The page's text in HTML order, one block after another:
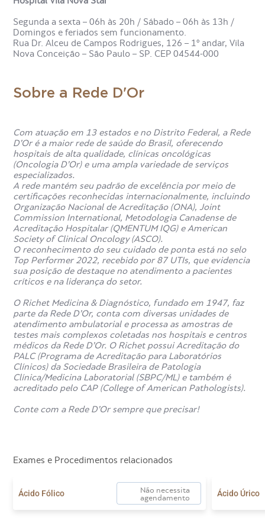
urina é indicado?
A dosagem de ureia na urina em amostra isolada é
indicada nas seguintes situações:
apetite ou inchaço nos pés ou tornozelos;
Avaliar a função dos rins em check-ups de rotina;
Acompanhar doenças crônicas, como insuficiência renal
crônica, diabetes ou pressão alta;
Monitorar pessoas em nutrição enteral ou parenteral;
Avaliar o estado nutricional de pessoas hospitalizadas;
Monitorar pessoas com dietas muito ricas ou pobres
em proteínas;
Diferenciar os tipos de problemas renais (causa pré-
renal ou renal).
A ureia urinária também pode ser solicitada após
desidratação, cirurgias ou uso prolongado de
medicamentos que afetam os rins.
Como é feito o exame de ureia
na urina?
O exame de ureia em urina isolada geralmente segue
estas etapas:
Fazer higiene íntima adequada antes de urinar;
Começar urinando no vaso sanitário, descartando o
Fechar bem o frasco e levar ao laboratório
No laboratório, é realizada a dosagem de ureia na urina por
métodos bioquímicos específicos.
Segunda a sexta – 06h às 20h / Sábado – 06h às 13h /
Domingos e feriados sem funcionamento.
Rua Dr. Alceu de Campos Rodrigues, 126 – 1º andar, Vila
Nova Conceição – São Paulo – SP. CEP 04544-000
Sobre a Rede D'Or
Com atuação em 13 estados e no Distrito Federal, a Rede
D’Or é a maior rede de saúde do Brasil, oferecendo
hospitais de alta qualidade, clínicas oncológicas
(Oncologia D’Or) e uma ampla variedade de serviços
especializados.
A rede mantém seu padrão de excelência por meio de
certificações reconhecidas internacionalmente, incluindo
Organização Nacional de Acreditação (ONA), Joint
Commission International, Metodologia Canadense de
Acreditação Hospitalar (QMENTUM IQG) e American
Society of Clinical Oncology (ASCO).
O reconhecimento do seu cuidado de ponta está no selo
Top Performer 2022, recebido por 87 UTIs, que evidencia
sua posição de destaque no atendimento a pacientes
críticos e na liderança do setor.
O Richet Medicina & Diagnóstico, fundado em 1947, faz
parte da Rede D’Or, conta com diversas unidades de
atendimento ambulatorial e processa as amostras de
testes mais complexos coletadas nos hospitais e centros
médicos da Rede D’Or. O Richet possui Acreditação do
PALC (Programa de Acreditação para Laboratórios
Clínicos) da Sociedade Brasileira de Patologia
Clínica/Medicina Laboratorial (SBPC/ML) e também é
acreditado pelo CAP (College of American Pathologists).
Conte com a Rede D’Or sempre que precisar!
Exames e Procedimentos relacionados
Ácido Fólico
Não necessita
agendamento
Ácido Úrico